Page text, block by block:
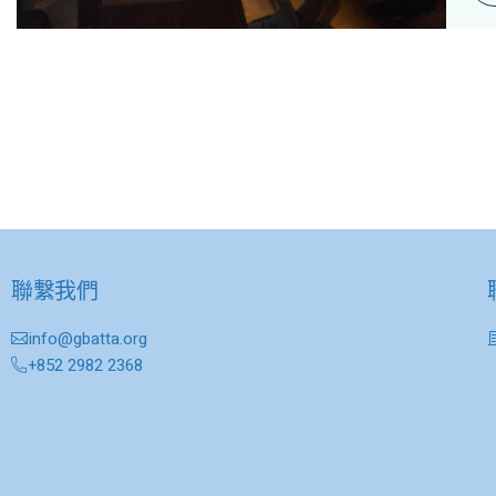
聯繫我們
info@gbatta.org
+852 2982 2368